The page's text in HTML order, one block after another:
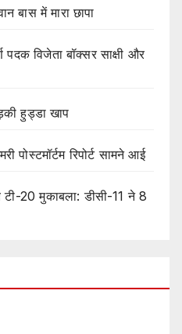
बास में मारा छापा
विजेता बॉक्सर साक्षी और
हुड्डा खाप
पोस्टमॉर्टम रिपोर्ट सामने आई
20 मुकाबला: डीसी-11 ने 8